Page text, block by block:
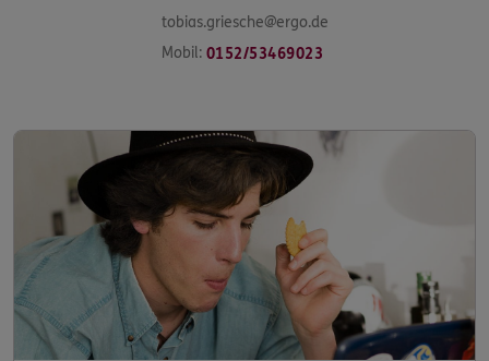
tobias.griesche@ergo.de
Mobil: 0152/53469023